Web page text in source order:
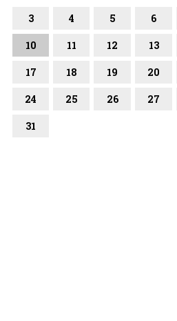
3 4 5 6
10 11 12 13
17 18 19 20
24 25 26 27
31